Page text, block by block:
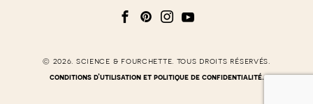
© 2026. science & fourchette. tous droits réservés.
conditions d’utilisation et politique de confidentialité.